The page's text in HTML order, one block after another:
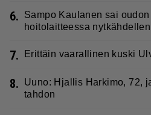
6.
Sampo Kaulanen sai
hoitolaitteessa nytkähdellen
7. Erittäin vaarallinen kuski
8.
Uuno: Hjallis Harkimo, 72,
tahdon